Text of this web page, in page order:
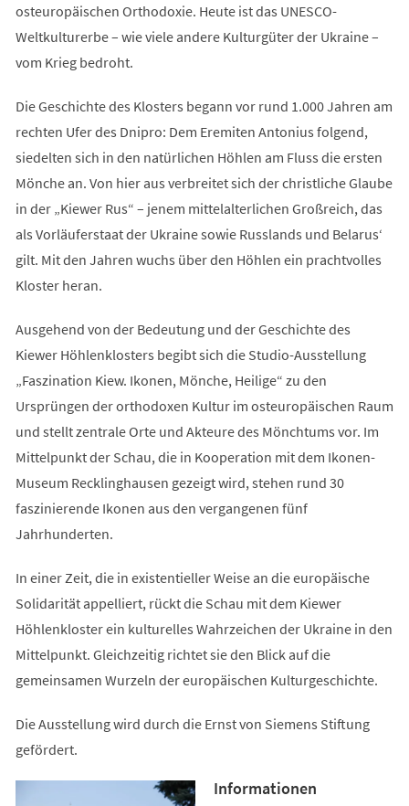
osteuropäischen Orthodoxie. Heute ist das UNESCO-
Weltkulturerbe – wie viele andere Kulturgüter der Ukraine –
vom Krieg bedroht.
Die Geschichte des Klosters begann vor rund 1.000 Jahren am
rechten Ufer des Dnipro: Dem Eremiten Antonius folgend,
siedelten sich in den natürlichen Höhlen am Fluss die ersten
Mönche an. Von hier aus verbreitet sich der christliche Glaube
in der „Kiewer Rus“ – jenem mittelalterlichen Großreich, das
als Vorläuferstaat der Ukraine sowie Russlands und Belarus‘
gilt. Mit den Jahren wuchs über den Höhlen ein prachtvolles
Kloster heran.
Ausgehend von der Bedeutung und der Geschichte des
Kiewer Höhlenklosters begibt sich die Studio-Ausstellung
„Faszination Kiew. Ikonen, Mönche, Heilige“ zu den
Ursprüngen der orthodoxen Kultur im osteuropäischen Raum
und stellt zentrale Orte und Akteure des Mönchtums vor. Im
Mittelpunkt der Schau, die in Kooperation mit dem Ikonen-
Museum Recklinghausen gezeigt wird, stehen rund 30
faszinierende Ikonen aus den vergangenen fünf
Jahrhunderten.
In einer Zeit, die in existentieller Weise an die europäische
Solidarität appelliert, rückt die Schau mit dem Kiewer
Höhlenkloster ein kulturelles Wahrzeichen der Ukraine in den
Mittelpunkt. Gleichzeitig richtet sie den Blick auf die
gemeinsamen Wurzeln der europäischen Kulturgeschichte.
Die Ausstellung wird durch die Ernst von Siemens Stiftung
gefördert.
Informationen